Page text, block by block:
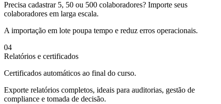
Precisa cadastrar 5, 50 ou 500 colaboradores? Importe seus
colaboradores em larga escala.
A importação em lote poupa tempo e reduz erros operacionais.
04
Relatórios e certificados
Certificados automáticos ao final do curso.
Exporte relatórios completos, ideais para auditorias, gestão de
compliance e tomada de decisão.